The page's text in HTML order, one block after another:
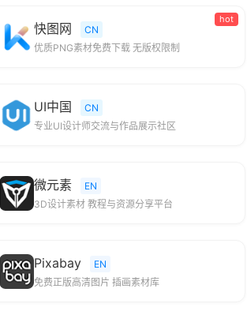
hot
快图网
CN
优质PNG素材免费下载 无版权限制
UI中国
CN
专业UI设计师交流与作品展示社区
微元素
EN
3D设计素材 教程与资源分享平台
Pixabay
EN
免费正版高清图片 插画素材库